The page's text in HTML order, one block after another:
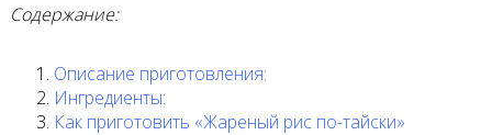
Содержание:
Описание приготовления:
Ингредиенты:
Как приготовить «Жареный рис по-тайски»